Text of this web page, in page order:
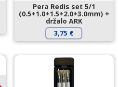
Pera Redis set 5/1
(0.5+1.0+1.5+2.0+3.0mm) +
držalo ARK
3,75 €